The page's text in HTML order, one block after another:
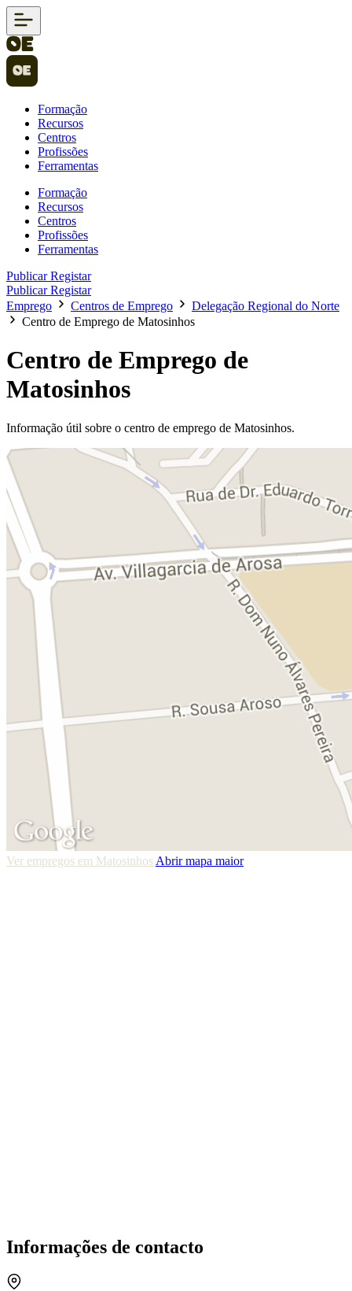
Formação
Recursos
Centros
Profissões
Ferramentas
Formação
Recursos
Centros
Profissões
Ferramentas
PublicarRegistar
PublicarRegistar
Emprego
Centros de Emprego
Delegação Regional do Norte
Centro de Emprego de Matosinhos
Centro de Emprego de
Matosinhos
Informação útil sobre o centro de emprego de Matosinhos.
Ver empregos em Matosinhos Abrir mapa maior
Informações de contacto